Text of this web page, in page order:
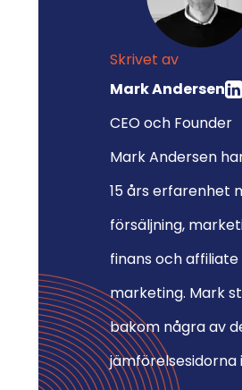
Skrivet av
Mark Andersen
CEO och Founder
Mark Andersen
15 års erfarenhet
försäljning,
finans och affiliate
marketing. Mark
bakom några av
jämförelsesidorna